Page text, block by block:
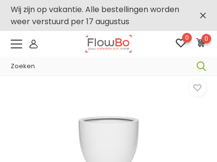
Wij zijn op vakantie. Alle bestellingen worden
weer verstuurd per 17 augustus
0 0